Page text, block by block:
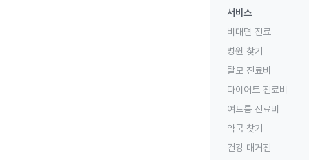
서비스
비대면 진료
병원 찾기
탈모 진료비
다이어트 진료비
여드름 진료비
약국 찾기
건강 매거진